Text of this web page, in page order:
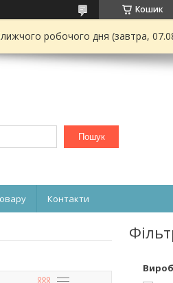
Кошик
робочого дня (завтра,
Пошук
Контакти